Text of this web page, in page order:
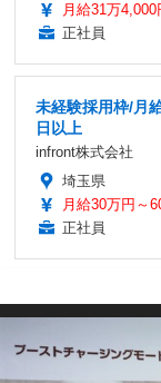
月給31万4,000
正社員
未経験採用枠/月
日以上
infront株式会社
埼玉県
月給30万円～
正社員